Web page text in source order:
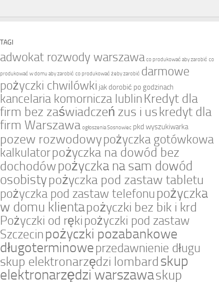
TAGI
adwokat rozwody warszawa co produkować aby zarobić co
produkować w domu aby zarobić co produkować żeby zarobić darmowe
pożyczki chwilówki jak dorobić po godzinach
kancelaria komornicza lublin Kredyt dla
firm bez zaświadczeń zus i uskredyt dla
firm Warszawa ogłoszenia Sosnowiec pkd wyszukiwarka
pozew rozwodowypożyczka gotówkowa
kalkulatorpożyczka na dowód bez
dochodówpożyczka na sam dowód
osobistypożyczka pod zastaw tabletu
pożyczka pod zastaw telefonu pożyczka
w domu klientapożyczki bez bik i krd
Pożyczki od ręki pożyczki pod zastaw
Szczecin pożyczki pozabankowe
długoterminowe przedawnienie długu
skup elektronarzędzi lombardskup
elektronarzędzi warszawaskup